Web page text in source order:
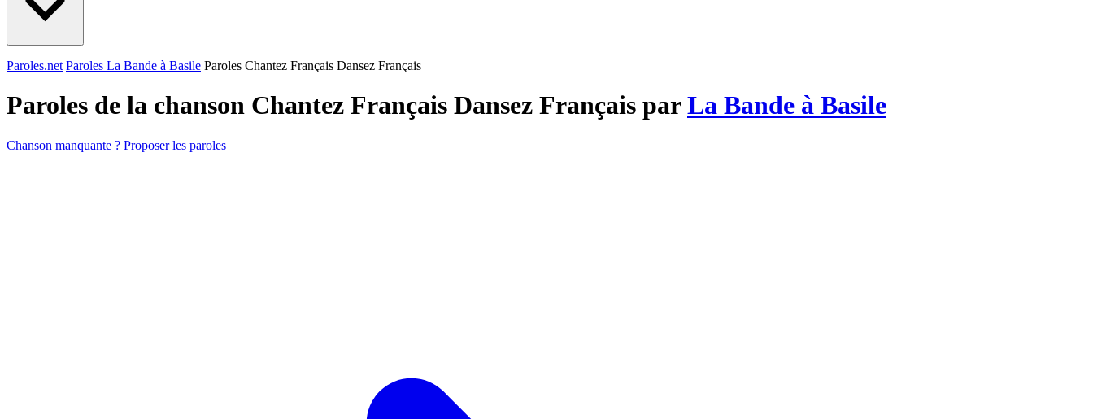
Paroles.net Paroles La Bande à Basile Paroles Chantez Français Dansez Français
Paroles de la chanson Chantez Français Dansez Français parLa Bande à Basile
Chanson manquante ? Proposer les paroles